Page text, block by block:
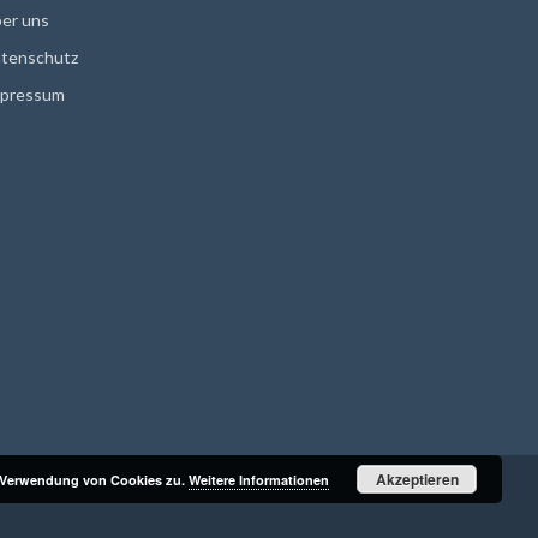
uns
von Cookies zu.Weitere Informationen Akzeptieren